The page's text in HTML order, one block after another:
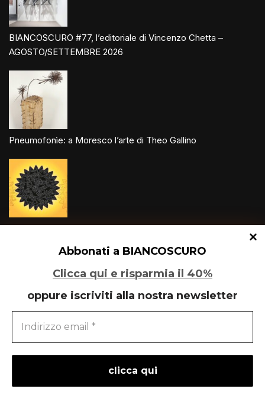
Abbonati a BIANCOSCURO
Clicca qui e risparmia il 40%
oppure iscriviti alla nostra newsletter
BIANCOSCURO #77, l’editoriale di Vincenzo Chetta –
AGOSTO/SETTEMBRE 2026
Pneumofonìe: a Moresco l’arte di Theo Gallino
Un glitch quantico tra Varese e Maleo
liberementi
- idee per la comunicazione
Neve| Powered byWordPress